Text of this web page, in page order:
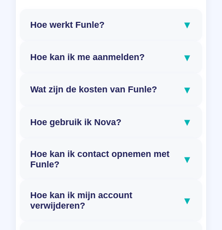
Hoe werkt Funle? ▾
Hoe kan ik me aanmelden? ▾
Wat zijn de kosten van Funle? ▾
Hoe gebruik ik Nova? ▾
Hoe kan ik contact opnemen met
Funle?
▾
Hoe kan ik mijn account
verwijderen?
▾